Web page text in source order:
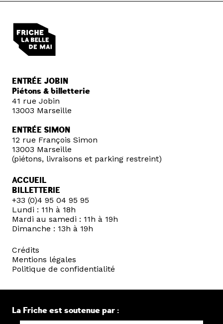
ENTRÉE JOBIN
Piétons & billetterie
41 rue Jobin
13003 Marseille
ENTRÉE SIMON
12 rue François Simon
13003 Marseille
(piétons, livraisons et parking restreint)
ACCUEIL
BILLETTERIE
+33 (0)4 95 04 95 95
Lundi : 11h à 18h
Mardi au samedi : 11h à 19h
Dimanche : 13h à 19h
Crédits
Mentions légales
Politique de confidentialité
La Friche est soutenue par :